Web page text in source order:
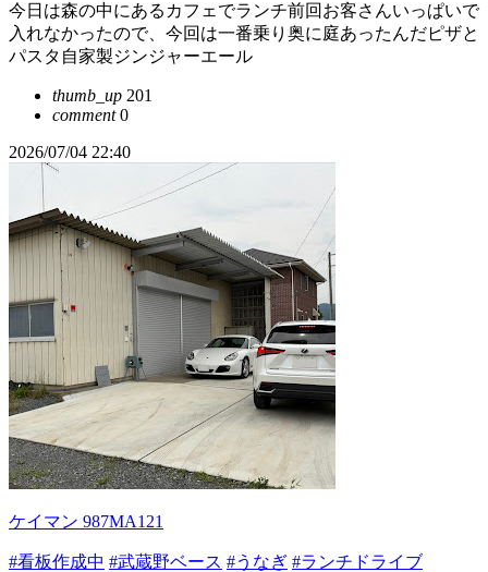
今日は森の中にあるカフェでランチ前回お客さんいっぱいで
入れなかったので、今回は一番乗り奥に庭あったんだピザと
パスタ自家製ジンジャーエール
thumb_up 201
comment0
2026/07/04 22:40
ケイマン 987MA121
#看板作成中 #武蔵野ベース #うなぎ #ランチドライブ